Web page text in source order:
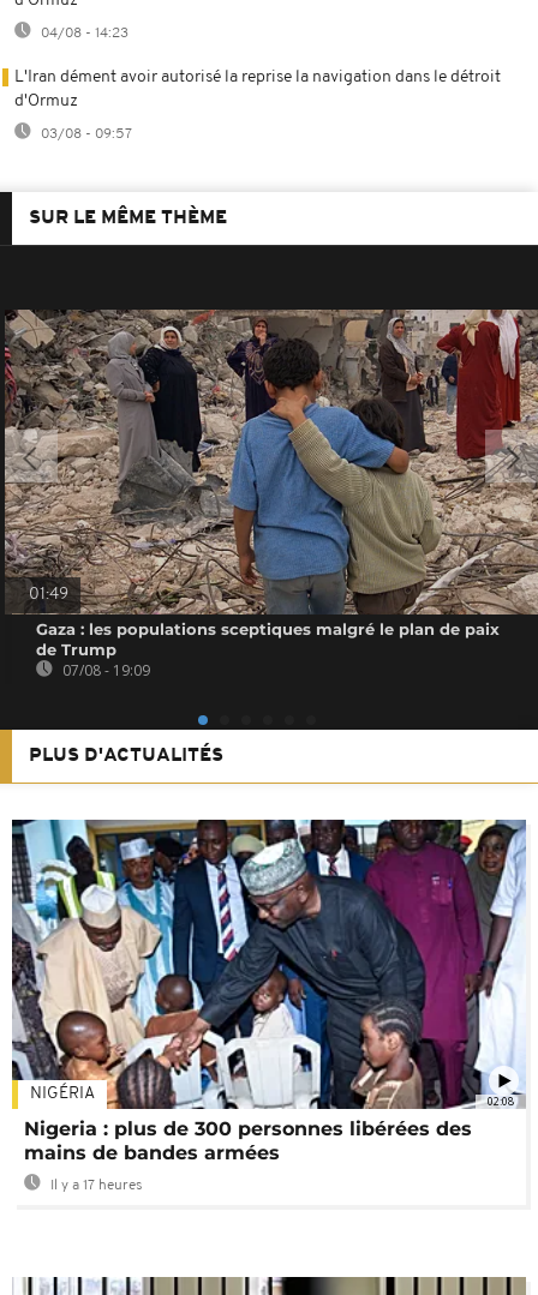
04/08 - 14:23
L'Iran dément avoir autorisé la reprise la navigation dans le détroit
d'Ormuz
03/08 - 09:57
SUR LE MÊME THÈME
01:49
Gaza : les populations sceptiques malgré le plan de paix
de Trump
07/08 - 19:09
PLUS D'ACTUALITÉS
02:08
NIGÉRIA
Nigeria : plus de 300 personnes libérées des
mains de bandes armées
Il y a 17 heures